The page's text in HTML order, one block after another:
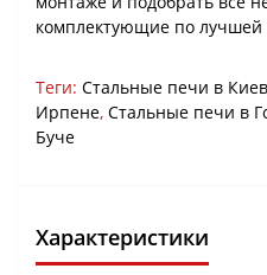
комплектующие по лучшей
Теги: Стальные печи в
Ирпене, Стальные печи в
Буче
Характеристики